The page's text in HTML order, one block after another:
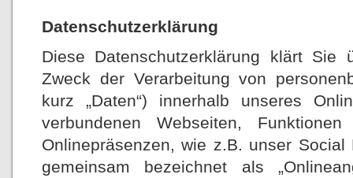
Datenschutzerklärung
Diese Datenschutzerklärung klärt
Zweck der Verarbeitung von
kurz „Daten“) innerhalb unseres
verbundenen Webseiten,
Onlinepräsenzen, wie z.B. unser
gemeinsam bezeichnet als